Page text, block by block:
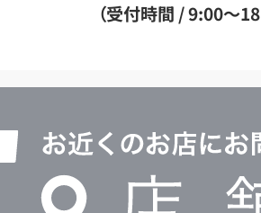
（受付時間 / 9:00～